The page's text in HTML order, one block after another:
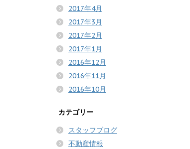
2017年4月
2017年3月
2017年2月
2017年1月
2016年12月
2016年11月
2016年10月
カテゴリー
スタッフブログ
不動産情報